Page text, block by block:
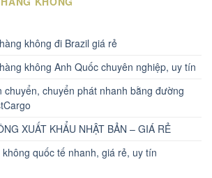
không đi Brazil giá rẻ
không Anh Quốc chuyên nghiệp, uy tín
chuyển, chuyển phát nhanh bằng đường
XUẤT KHẨU NHẬT BẢN – GIÁ RẺ
quốc tế nhanh, giá rẻ, uy tín